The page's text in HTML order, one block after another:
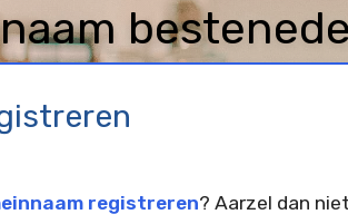
geparkeerd
registreren? Aarzel dan